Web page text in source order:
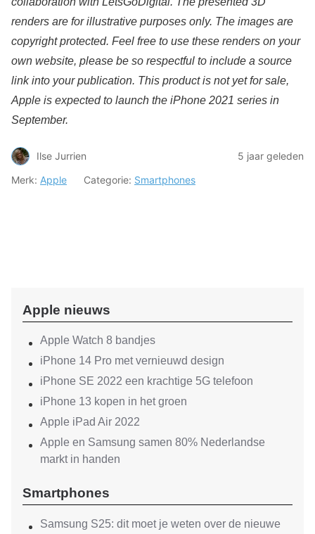
renders are for illustrative purposes only. The images are
copyright protected. Feel free to use these renders on your
own website, please be so respectful to include a source
link into your publication. This product is not yet for sale,
Apple is expected to launch the iPhone 2021 series in
September.
Ilse Jurrien
5 jaar geleden
Merk: Apple Categorie: Smartphones
Apple nieuws
Apple Watch 8 bandjes
iPhone 14 Pro met vernieuwd design
iPhone SE 2022 een krachtige 5G telefoon
iPhone 13 kopen in het groen
Apple iPad Air 2022
Apple en Samsung samen 80% Nederlandse
markt in handen
Smartphones
Samsung S25: dit moet je weten over de nieuwe